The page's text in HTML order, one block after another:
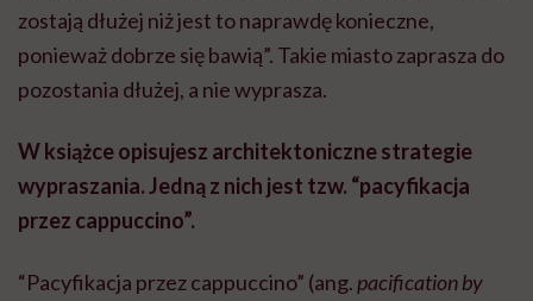
zostają dłużej niż jest to naprawdę konieczne,
ponieważ dobrze się bawią”. Takie miasto zaprasza do
pozostania dłużej, a nie wyprasza.
W książce opisujesz architektoniczne strategie
wypraszania. Jedną z nich jest tzw. “pacyfikacja
przez cappuccino”.
“Pacyfikacja przez cappuccino” (ang. pacification by